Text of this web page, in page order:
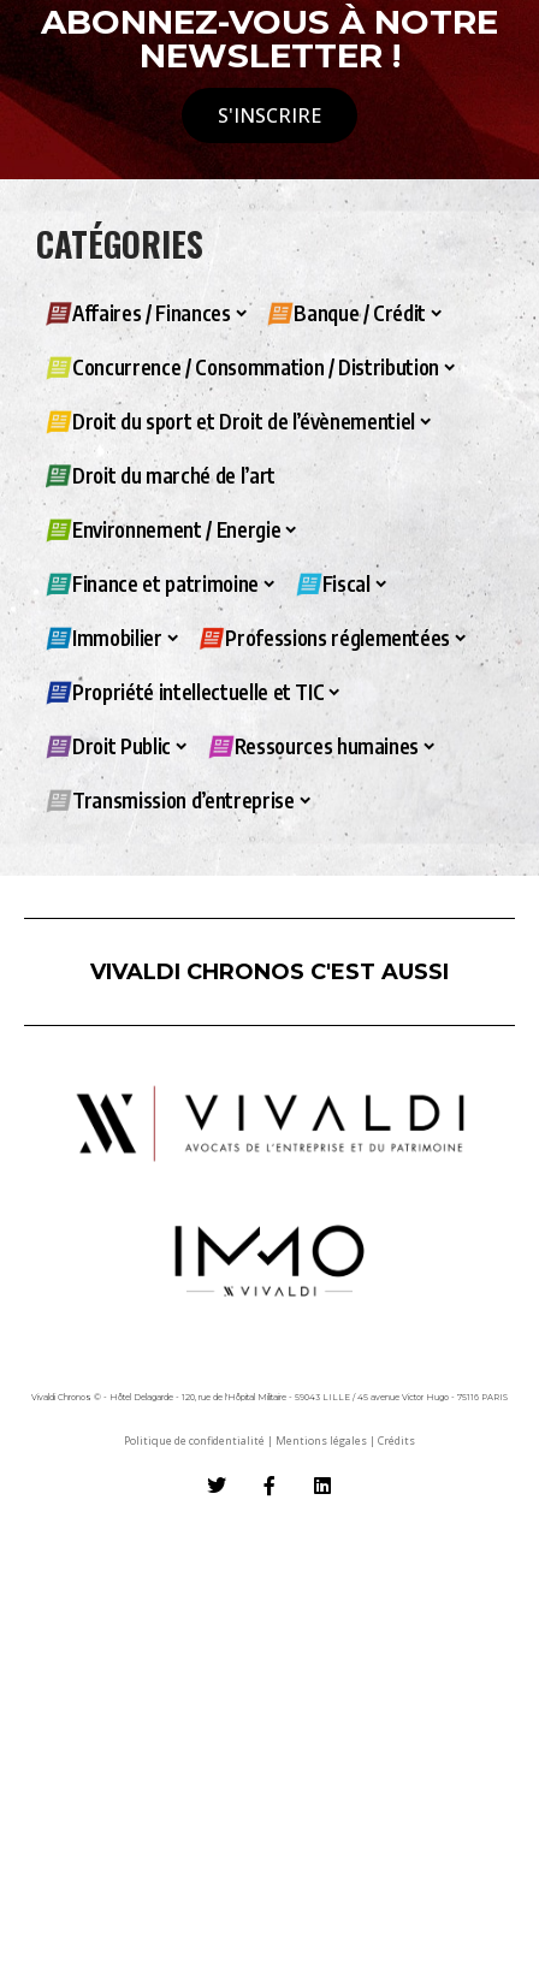
ABONNEZ-VOUS À NOTRE
NEWSLETTER !
S'INSCRIRE
CATÉGORIES
Affaires / Finances Banque / Crédit
Concurrence / Consommation / Distribution
Droit du sport et Droit de l’évènementiel
Droit du marché de l’art
Environnement / Energie
Finance et patrimoine Fiscal
Immobilier Professions réglementées
Propriété intellectuelle et TIC
Droit Public Ressources humaines
Transmission d’entreprise
VIVALDI CHRONOS C'EST AUSSI
Vivaldi Chronos © - Hôtel Delagarde - 120, rue de l'Hôpital Militaire - 59043 LILLE / 45 avenue Victor Hugo - 75116 PARIS
Politique de confidentialité | Mentions légales | Crédits